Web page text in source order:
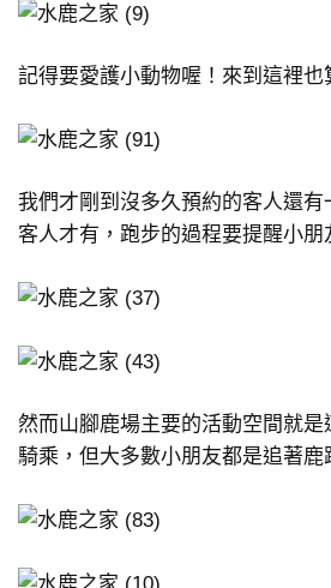
記得要愛護小動物喔！來到這裡
我們才剛到沒多久預約的客人還
客人才有，跑步的過程要提醒小
然而山腳鹿場主要的活動空間就
騎乘，但大多數小朋友都是追著鹿